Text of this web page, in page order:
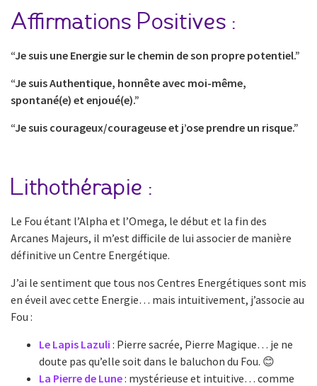
Affirmations Positives :
“Je suis une Energie sur le chemin de son propre potentiel.”
“Je suis Authentique, honnête avec moi-même,
spontané(e) et enjoué(e).”
“Je suis courageux/courageuse et j’ose prendre un risque.”
Lithothérapie :
Le Fou étant l’Alpha et l’Omega, le début et la fin des
Arcanes Majeurs, il m’est difficile de lui associer de manière
définitive un Centre Energétique.
J’ai le sentiment que tous nos Centres Energétiques sont mis
en éveil avec cette Energie… mais intuitivement, j’associe au
Fou :
Le Lapis Lazuli : Pierre sacrée, Pierre Magique… je ne
doute pas qu’elle soit dans le baluchon du Fou. 😊
La Pierre de Lune: mystérieuse et intuitive… comme